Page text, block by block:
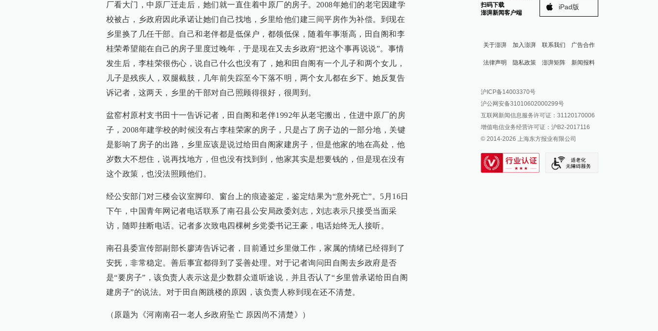
厂看大门，中原厂迁走后，她们就一直住着中原厂的房子。2008年她们的老宅因建学
校被占，乡政府因此承诺让她们自己找地，乡里给他们建三间平房作为补偿。到现在
乡里换了几任干部。自己和老伴都是低保户，都领低保，随着年事渐高，田自阁和李
桂荣希望能在自己的房子里度过晚年，于是现在又去乡政府“把这个事再说说”。事情
发生后，李桂荣很伤心，说自己什么也没有了，她和田自阁有一个儿子和两个女儿，
儿子是残疾人，双腿截肢，几年前失踪至今下落不明，两个女儿都在乡下。她反复告
诉记者，这两天，乡里的干部对自己照顾得很好，很周到。
盆窑村原村支书田十一告诉记者，田自阁和老伴1992年从老宅搬出，住进中原厂的房
子，2008年建学校的时候没有占李桂荣家的房子，只是占了房子边的一部分地，关键
是影响了房子的出路，乡里应该是说过给田自阁家建房子，但是他家的地在高处，他
岁数大不想住，说再找地方，但也没有找到到，他家其实是想要钱的，但是现在没有
这个政策，也没法照顾他们。
经公安部门对三楼会议室脚印、窗台上的痕迹鉴定，鉴定结果为“意外死亡”。5月16日
下午，中国青年网记者电话联系了南召县公安局政委刘志，刘志表示只接受当面采
访，随即挂断电话。记者多次致电四棵树乡党委书记王豪，电话始终无人接听。
南召县委宣传部副部长廖涛告诉记者，目前通过乡里做工作，家属的情绪已经得到了
安抚，非常稳定。善后事宜都得到了妥善处理。对于记者询问田自阁去乡政府是否
是“要房子”，该负责人表示这是少数群众道听途说，并且否认了“乡里曾承诺给田自阁
建房子”的说法。对于田自阁跳楼的原因，该负责人称到现在还不清楚。
（原题为《河南南召一老人乡政府坠亡 原因尚不清楚》）
扫码下载
澎湃新闻客户端
iPad版
关于澎湃 加入澎湃 联系我们 广告合作
法律声明 隐私政策 澎湃矩阵
澎湃新闻公众号
澎湃新闻抖音号
派生万物开放平台
IP SHANGHAI
SIXTH TONE
新闻报料
报料邮箱: news@thepaper.cn
沪ICP备14003370号
沪公网安备31010602000299号
互联网新闻信息服务许可证：31120170006
增值电信业务经营许可证：沪B2-2017116
© 2014-2026 上海东方报业有限公司